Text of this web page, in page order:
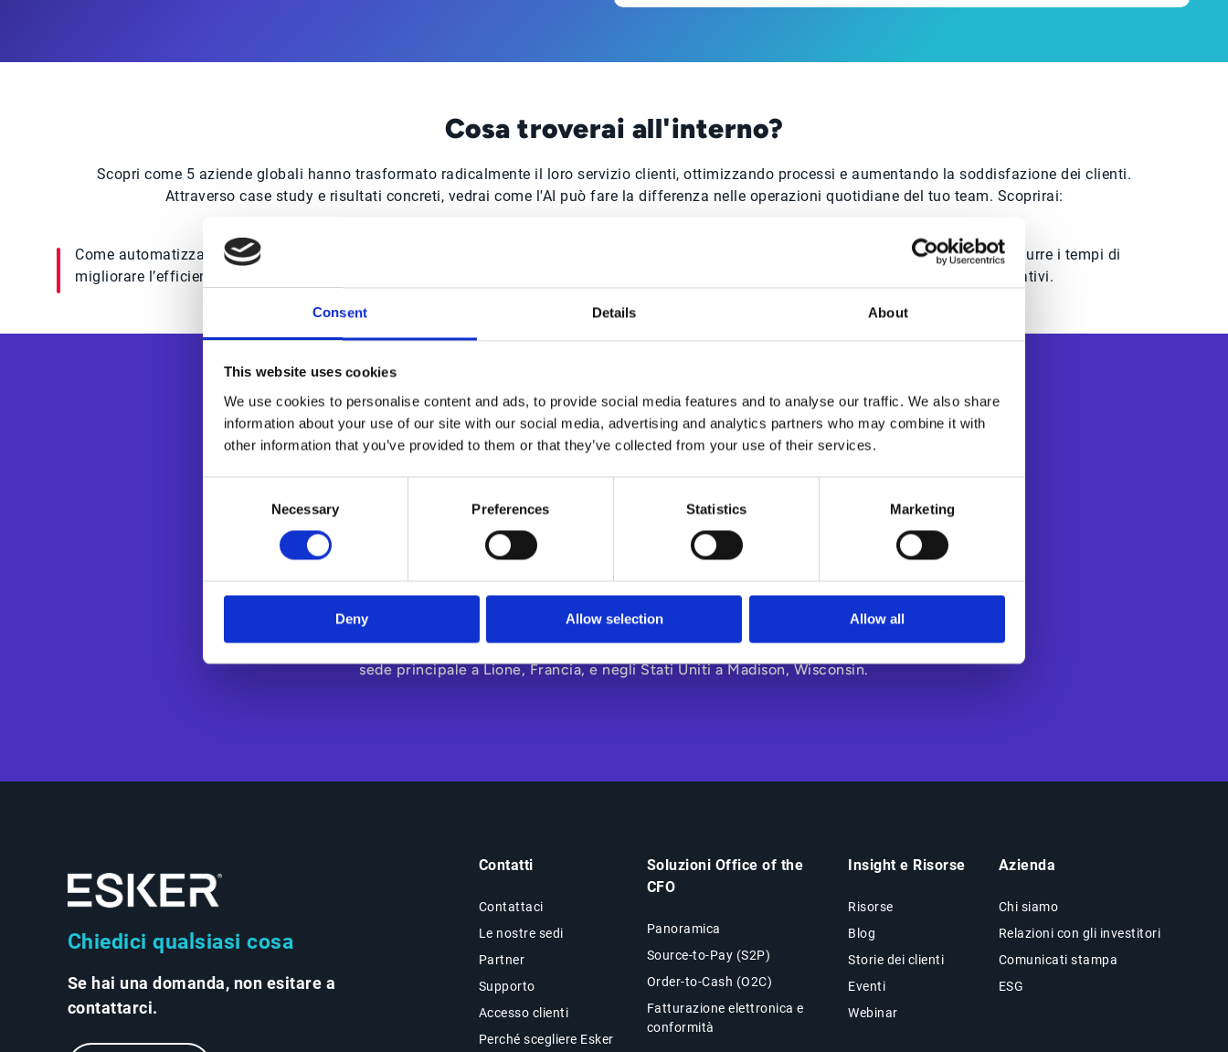
Consent Details About
This website uses cookies
We use cookies to personalise content and ads, to provide social media features and to analyse our traffic. We also share
information about your use of our site with our social media, advertising and analytics partners who may combine it with
other information that you’ve provided to them or that they’ve collected from your use of their services.
Necessary Preferences Statistics Marketing
Deny Allow selection Allow all
Cosa troverai all'interno?
Scopri come 5 aziende globali hanno trasformato radicalmente il loro servizio clienti, ottimizzando processi e aumentando la soddisfazione dei clienti.
Attraverso case study e risultati concreti, vedrai come l'AI può fare la differenza nelle operazioni quotidiane del tuo team. Scoprirai:
Come automatizzare le attività ripetitive per
migliorare l’efficienza.
Soluzioni pratiche per ridurre i tempi di
gestione e gli errori operativi.
A proposito di Esker
Esker è un’azienda leader a livello mondiale nel settore dei software per l’automatizzazione
dei processi documentali cloud-based che aiutano le divisioni finanza e customer service a
trasformare digitalmente i cicli procure-to-pay (P2P) e order-to-cash (O2C). Le soluzioni
di Esker, utilizzate da oltre 6.000 aziende in tutto il mondo, contengono tecnologie come
l’Intelligenza Artificiale (AI) che contribuiscono ad aumentare la produttività, incrementare
la visibilità, ridurre il rischio di frode e migliorare la collaborazione interna e con clienti e
fornitori. Esker opera in Nord America, America Latina, Europa e Asia-Pacifico e ha la sua
sede principale a Lione, Francia, e negli Stati Uniti a Madison, Wisconsin.
Chiedici qualsiasi cosa
Se hai una domanda, non esitare a
contattarci.
Contatti
Contattaci
Le nostre sedi
Partner
Supporto
Accesso clienti
Perché scegliere Esker
Soluzioni Office of the
CFO
Panoramica
Source-to-Pay (S2P)
Order-to-Cash (O2C)
Fatturazione elettronica e
conformità
Insight e Risorse
Risorse
Blog
Storie dei clienti
Eventi
Webinar
Azienda
Chi siamo
Relazioni con gli investitori
Comunicati stampa
ESG